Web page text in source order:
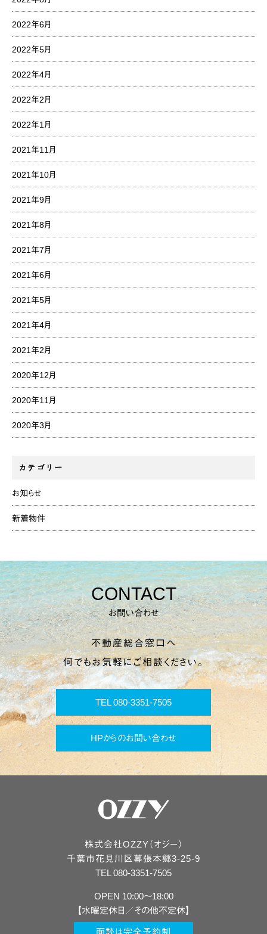
2022年6月
2022年5月
2022年4月
2022年2月
2022年1月
2021年11月
2021年10月
2021年9月
2021年8月
2021年7月
2021年6月
2021年5月
2021年4月
2021年2月
2020年12月
2020年11月
2020年3月
カテゴリー
お知らせ
新着物件
CONTACT
お問い合わせ
不動産総合窓口へ
何でもお気軽にご相談ください。
TEL 080-3351-7505
HPからのお問い合わせ
株式会社OZZY（オジー）
千葉市花見川区幕張本郷3-25-9
TEL 080-3351-7505
OPEN 10:00〜18:00
【水曜定休日／その他不定休】
面談は完全予約制